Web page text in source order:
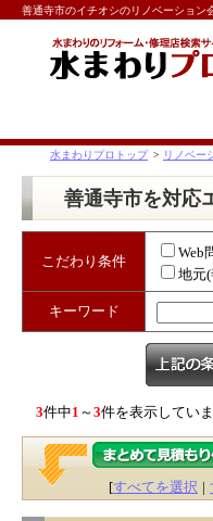
善通寺市のイチオシのリノベーション
水まわりプロトップ > リノベー
善通寺市を対応
こだわり条件
Web
地元
キーワード
3件中1 ～3件を表示していま
[すべてを選択 |